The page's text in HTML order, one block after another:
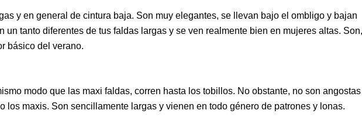
y en general de cintura baja. Son muy elegantes, se llevan bajo el ombligo y bajan
un tanto diferentes de tus faldas largas y se ven realmente bien en mujeres altas. Son,
básico del verano.
modo que las maxi faldas, corren hasta los tobillos. No obstante, no son
los maxis. Son sencillamente largas y vienen en todo género de patrones y lonas.